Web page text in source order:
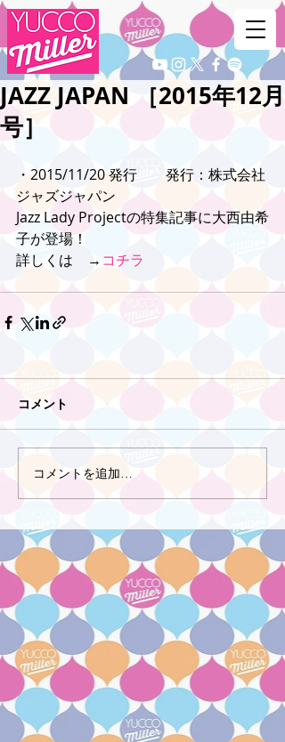
JAZZ JAPAN ［2015年12月
号］
・2015/11/20 発行　　発行：株式会社
ジャズジャパン
Jazz Lady Projectの特集記事に大西由希
子が登場！
詳しくは　→ コチラ
コメント
コメントを追加…